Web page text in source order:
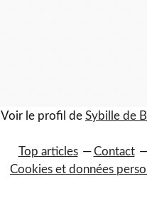
Voir le profil de Sybille de
Top articles Contact
Cookies et données